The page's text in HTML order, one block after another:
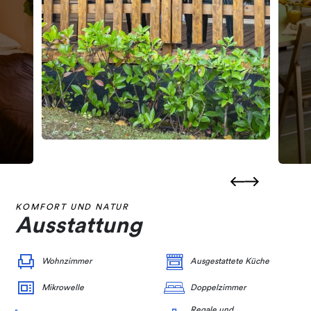
KOMFORT UND NATUR
Ausstattung
Wohnzimmer Ausgestattete Küche
Mikrowelle Doppelzimmer